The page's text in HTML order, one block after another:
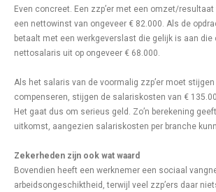
Even concreet. Een zzp’er met een omzet/
een nettowinst van ongeveer € 82.000. Als de
betaalt met een werkgeverslast die gelijk is aan die
nettosalaris uit op ongeveer € 68.000.
Als het salaris van de voormalig zzp’er moet
compenseren, stijgen de salariskosten van €
Het gaat dus om serieus geld. Zo’n berekening
uitkomst, aangezien salariskosten per branche
Zekerheden zijn ook wat waard
Bovendien heeft een werknemer een sociaal
arbeidsongeschiktheid, terwijl veel zzp’ers daar